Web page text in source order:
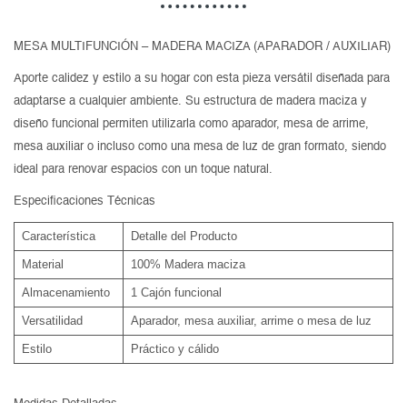
MESA MULTIFUNCIÓN – MADERA MACIZA (APARADOR / AUXILIAR)
Aporte calidez y estilo a su hogar con esta pieza versátil diseñada para
adaptarse a cualquier ambiente. Su estructura de madera maciza y
diseño funcional permiten utilizarla como aparador, mesa de arrime,
mesa auxiliar o incluso como una mesa de luz de gran formato, siendo
ideal para renovar espacios con un toque natural.
Especificaciones Técnicas
Característica Detalle del Producto
Material 100% Madera maciza
Almacenamiento 1 Cajón funcional
Versatilidad Aparador, mesa auxiliar, arrime o mesa de luz
Estilo Práctico y cálido